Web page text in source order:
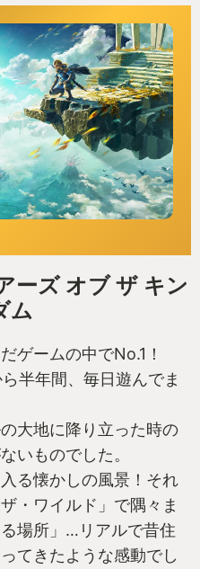
ーズ オブ ザ キン
ム
ゲームの中でNo.1！
半年間、毎日遊んでま
大地に降り立った時の
いものでした。
る懐かしの風景！それ
・ワイルド」で隅々ま
場所」…リアルで昔住
てきたような感動でし